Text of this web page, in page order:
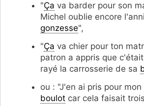
"Ça va barder pour son
Michel oublie encore
gonzesse",
"Ça va chier pour ton
patron a appris que
rayé la carrosserie de sa
ou : "J'en ai pris pour
boulot car cela faisait